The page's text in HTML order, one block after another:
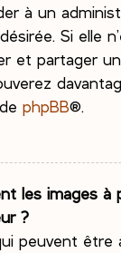
à un
Si elle
et partager
dephpBB®.
les images à
?
peuvent être